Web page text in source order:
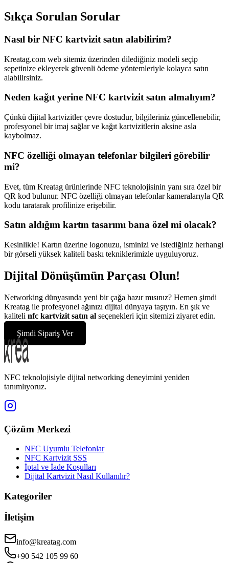
Sıkça Sorulan Sorular
Nasıl bir NFC kartvizit satın alabilirim?
Kreatag.com web sitemiz üzerinden dilediğiniz modeli seçip
sepetinize ekleyerek güvenli ödeme yöntemleriyle kolayca satın
alabilirsiniz.
Neden kağıt yerine NFC kartvizit satın almalıyım?
Çünkü dijital kartvizitler çevre dostudur, bilgileriniz güncellenebilir,
profesyonel bir imaj sağlar ve kağıt kartvizitlerin aksine asla
kaybolmaz.
NFC özelliği olmayan telefonlar bilgileri görebilir
mi?
Evet, tüm Kreatag ürünlerinde NFC teknolojisinin yanı sıra özel bir
QR kod bulunur. NFC özelliği olmayan telefonlar kameralarıyla QR
kodu taratarak profilinize erişebilir.
Satın aldığım kartın tasarımı bana özel mi olacak?
Kesinlikle! Kartın üzerine logonuzu, isminizi ve istediğiniz herhangi
bir görseli yüksek kaliteli baskı tekniklerimizle uyguluyoruz.
Dijital Dönüşümün Parçası Olun!
Networking dünyasında yeni bir çağa hazır mısınız? Hemen şimdi
Kreatag ile profesyonel ağınızı dijital dünyaya taşıyın. En şık ve
kaliteli nfc kartvizit satın al seçenekleri için sitemizi ziyaret edin.
Şimdi Sipariş Ver
NFC teknolojisiyle dijital networking deneyimini yeniden
tanımlıyoruz.
Çözüm Merkezi
NFC Uyumlu Telefonlar
NFC Kartvizit SSS
İptal ve İade Koşulları
Dijital Kartvizit Nasıl Kullanılır?
Kategoriler
İletişim
info@kreatag.com
+90 542 105 99 60